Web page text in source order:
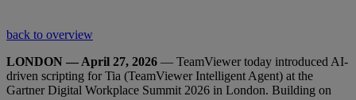
back to overview
LONDON — April 27, 2026 — TeamViewer today introduced AI-
driven scripting for Tia (TeamViewer Intelligent Agent) at the
Gartner Digital Workplace Summit 2026 in London. Building on